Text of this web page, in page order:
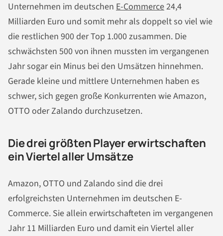
Unternehmen im deutschen E-Commerce24,4
Milliarden Euro und somit mehr als doppelt so viel wie
die restlichen 900 der Top 1.000 zusammen. Die
schwächsten 500 von ihnen mussten im vergangenen
Jahr sogar ein Minus bei den Umsätzen hinnehmen.
Gerade kleine und mittlere Unternehmen haben es
schwer, sich gegen große Konkurrenten wie Amazon,
OTTO oder Zalando durchzusetzen.
Die drei größten Player erwirtschaften
ein Viertel aller Umsätze
Amazon, OTTO und Zalando sind die drei
erfolgreichsten Unternehmen im deutschen E-
Commerce. Sie allein erwirtschafteten im vergangenen
Jahr 11 Milliarden Euro und damit ein Viertel aller